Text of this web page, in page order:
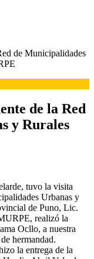
de Municipalidades
de la Red
y Rurales
tuvo la visita
Urbanas y
de Puno, Lic.
realizó la
Ocllo, a nuestra
hermandad.
la entrega de la